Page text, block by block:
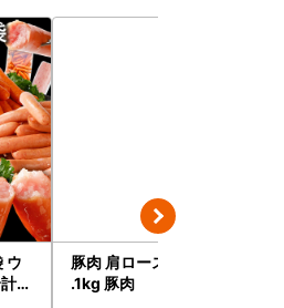
ウ
4.
豚肉 肩ロースブロック 約2
.1kg 豚肉